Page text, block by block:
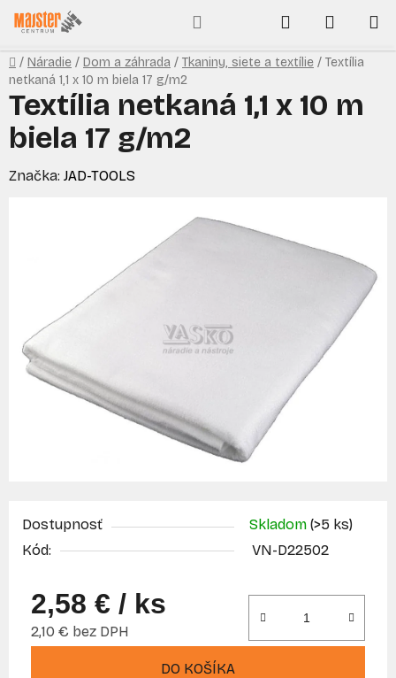
Prejsť
na
obsah
Hľadať
KOŠÍK
Domov
/ Náradie / Dom a záhrada / Tkaniny, siete a textílie / Textília
netkaná 1,1 x 10 m biela 17 g/m2
Dostupnosť Skladom (>5 ks)
Kód:
VN-D22502
2,58 € / ks
2,10 € bez DPH
DO KOŠÍKA
Textília netkaná 1,1 x 10 m
biela 17 g/m2
Značka: JAD-TOOLS